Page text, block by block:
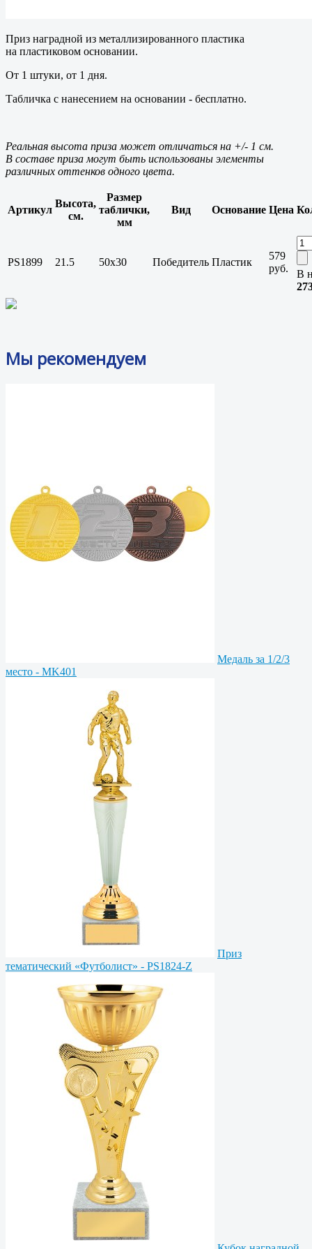
Приз наградной из металлизированного пластика
на пластиковом основании.
От 1 штуки, от 1 дня.
Табличка с нанесением на основании - бесплатно.
Реальная высота приза может отличаться на +/- 1 см.
В составе приза могут быть использованы элементы
различных оттенков одного цвета.
Артикул
Высота,
см.
Размер
таблички,
мм
Вид Основание Цена
PS1899 21.5 50x30 Победитель Пластик
579
руб.
В
Мы рекомендуем
Медаль за 1/2/3
место - MK401
Приз
тематический «Футболист» - PS1824-Z